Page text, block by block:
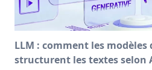
LLM : comment les modèles
structurent les textes selon